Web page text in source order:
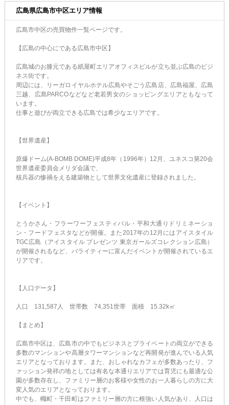
広島県広島市中区エリア情報
広島市中区の売買物件一覧ページです。
【広島の中心にである広島市中区】
広島城のお膝元である紙屋町エリアオフィスビルが立ち並ぶ広島のビジ
ネス街です。
周辺には、リーガロイヤルホテル広島やそごう広島店、広島福屋、広島
三越、広島PARCOなどなど老若男女のショッピングエリアともなって
います。
仕事と遊びが両立できる広島では希少なエリアです。
【世界遺産】
原爆ドーム(A-BOMB DOME)平成8年（1996年）12月、ユネスコ第20会
世界遺産委員会メリダ会議で、
核兵器の惨禍をえる建築物として世界文化遺産に登録されました。
【イベント】
とうかさん・フラーワーフェスティバル・平和大通りドリミネーショ
ン・フードフェスタなどが開催。また2017年の12月にはアイスタイル
TGC広島（アイスタイル プレゼンツ 東京ガールズコレクション広島）
が開催されるなど、バライティーに富んだイベントが開催されているエ
リアです。
【人口データ】
人口 131,587人 世帯数 74,351世帯 面積 15.32k㎡
【まとめ】
広島市中区は、広島市の中でもビジネスとプライベートの両立ができる
多数のマンションや高層タワーマンションなど再開発が進んでいる人気
エリアとなっております。また、おしゃれなカフェが多数あったり、フ
ァッション発祥の地としては有名な本通りエリアでは育児にも最適な公
園が多数存在し、ファミリー層のお客様や女性のお一人暮らしの方に大
変人気のエリアとなっております。
中でも、幟町・千田町はファミリー層の方に根強い人気があり、人口は